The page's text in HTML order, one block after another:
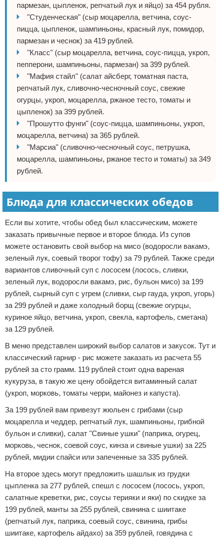
пармезан, цыпленок, репчатый лук и яйцо) за 454 рубля.
"Студенческая" (сыр моцарелла, ветчина, соус-
пицца, цыпленок, шампиньоны, красный лук, помидор,
пармезан и чеснок) за 419 рублей.
"Класс" (сыр моцарелла, ветчина, соус-пицца, укроп,
пепперони, шампиньоны, пармезан) за 399 рублей.
"Мафия стайл" (салат айсберг, томатная паста,
репчатый лук, сливочно-чесночный соус, свежие
огурцы, укроп, моцарелла, ржаное тесто, томаты и
цыпленок) за 399 рублей.
"Прошутто фунги" (соус-пицца, шампиньоны, укроп,
моцарелла, ветчина) за 365 рублей.
"Марсиа" (сливочно-чесночный соус, петрушка,
моцарелла, шампиньоны, ржаное тесто и томаты) за 349
рублей.
Блюда для классических обедов
Если вы хотите, чтобы обед был классическим, можете
заказать привычные первое и второе блюда. Из супов
можете остановить свой выбор на мисо (водоросли вакамэ,
зеленый лук, соевый творог тофу) за 79 рублей. Также среди
вариантов сливочный суп с лососем (лосось, сливки,
зеленый лук, водоросли вакамэ, рис, бульон мисо) за 199
рублей, сырный суп с угрем (сливки, сыр гауда, укроп, угорь)
за 299 рублей и даже холодный борщ (свежие огурцы,
куриное яйцо, ветчина, укроп, свекла, картофель, сметана)
за 129 рублей.
В меню представлен широкий выбор салатов и закусок. Тут и
классический гарнир - рис можете заказать из расчета 55
рублей за сто грамм. 119 рублей стоит одна вареная
кукуруза, в такую же цену обойдется витаминный салат
(укроп, морковь, томаты черри, майонез и капуста).
За 199 рублей вам привезут жюльен с грибами (сыр
моцарелла и чеддер, репчатый лук, шампиньоны, грибной
бульон и сливки), салат "Свиные ушки" (паприка, огурец,
морковь, чеснок, соевой соус, кинза и свиные ушки) за 225
рублей, мидии спайси или запеченные за 335 рублей.
На второе здесь могут предложить шашлык из грудки
цыпленка за 277 рублей, спешл с лососем (лосось, укроп,
салатные креветки, рис, соусы терияки и яки) по скидке за
199 рублей, манты за 255 рублей, свинина с шиитаке
(репчатый лук, паприка, соевый соус, свинина, грибы
шиитаке, картофель айдахо) за 359 рублей, говядина с